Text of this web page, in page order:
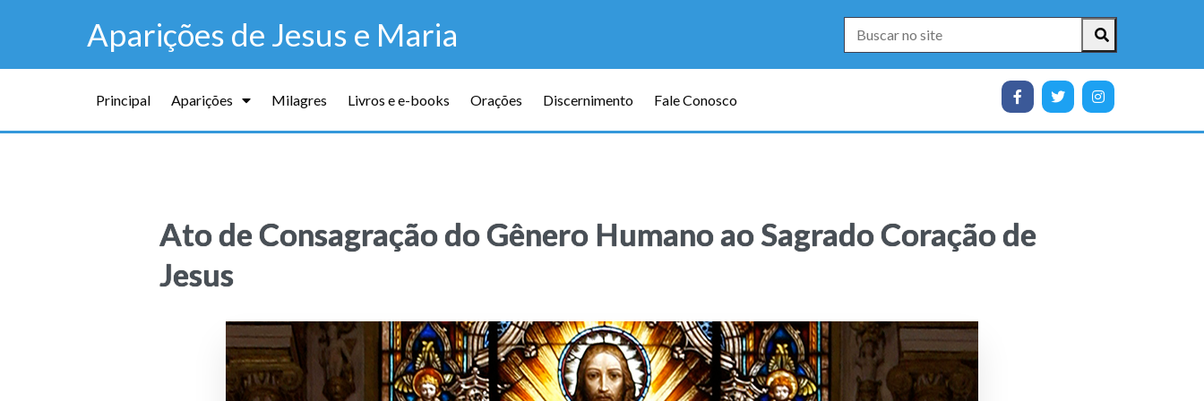
Aparições de Jesus e Maria
Principal Aparições Milagres Livros e e-books Orações Discernimento Fale Conosco
Ato de Consagração do Gênero Humano ao Sagrado Coração de
Jesus